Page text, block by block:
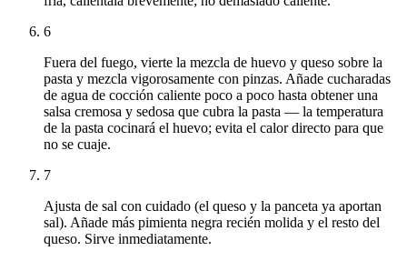
6
Fuera del fuego, vierte la mezcla de huevo y queso sobre la
pasta y mezcla vigorosamente con pinzas. Añade cucharadas
de agua de cocción caliente poco a poco hasta obtener una
salsa cremosa y sedosa que cubra la pasta — la temperatura
de la pasta cocinará el huevo; evita el calor directo para que
no se cuaje.
7
Ajusta de sal con cuidado (el queso y la panceta ya aportan
sal). Añade más pimienta negra recién molida y el resto del
queso. Sirve inmediatamente.